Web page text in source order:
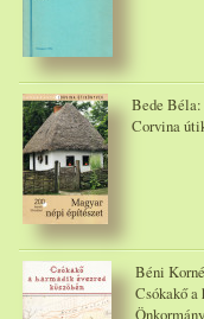
Bede
Corvina
Béni
Csókakő a